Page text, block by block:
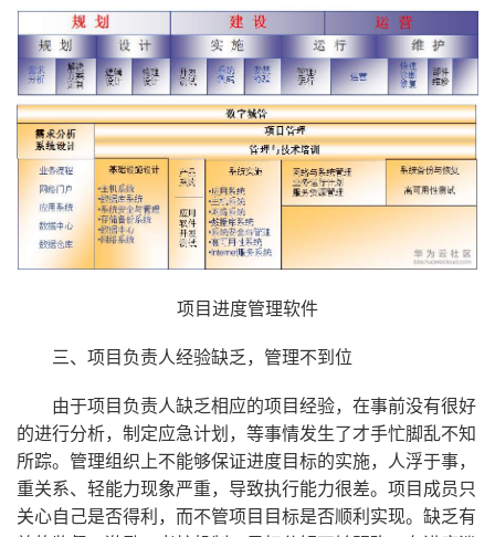
项目进度管理软件
三、项目负责人经验缺乏，管理不到位
由于项目负责人缺乏相应的项目经验，在事前没有很好
的进行分析，制定应急计划，等事情发生了才手忙脚乱不知
所踪。管理组织上不能够保证进度目标的实施，人浮于事，
重关系、轻能力现象严重，导致执行能力很差。项目成员只
关心自己是否得利，而不管项目目标是否顺利实现。缺乏有